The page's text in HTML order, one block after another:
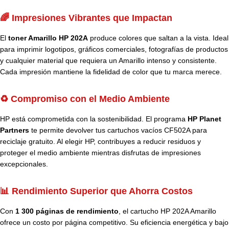
🌈 Impresiones Vibrantes que Impactan
El toner Amarillo HP 202A produce colores que saltan a la vista. Ideal
para imprimir logotipos, gráficos comerciales, fotografías de productos
y cualquier material que requiera un Amarillo intenso y consistente.
Cada impresión mantiene la fidelidad de color que tu marca merece.
♻️ Compromiso con el Medio Ambiente
HP está comprometida con la sostenibilidad. El programa HP Planet
Partners te permite devolver tus cartuchos vacíos CF502A para
reciclaje gratuito. Al elegir HP, contribuyes a reducir residuos y
proteger el medio ambiente mientras disfrutas de impresiones
excepcionales.
📊 Rendimiento Superior que Ahorra Costos
Con 1 300 páginas de rendimiento , el cartucho HP 202A Amarillo
ofrece un costo por página competitivo. Su eficiencia energética y bajo